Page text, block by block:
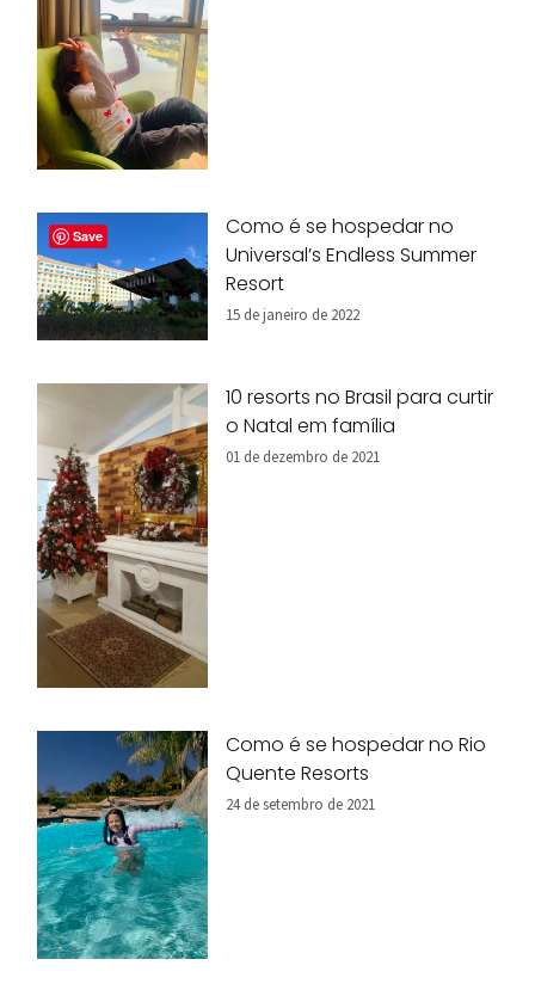
Como é se hospedar no
Universal’s Endless Summer
Resort
15 de janeiro de 2022
10 resorts no Brasil para curtir
o Natal em família
01 de dezembro de 2021
Como é se hospedar no Rio
Quente Resorts
24 de setembro de 2021
Save